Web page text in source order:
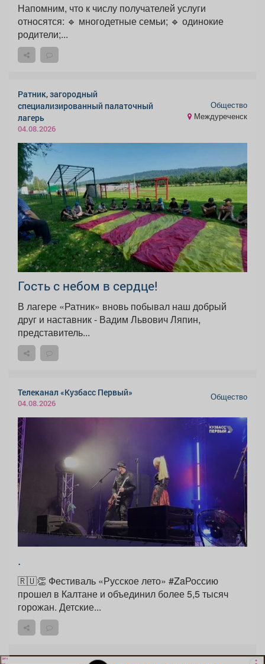
Напомним, что к числу получателей услуги
относятся: 🔹 многодетные семьи; 🔹 одинокие
родители;...
Ратник, загородный
специализированный палаточный
лагерь
04.08.2026
Общество
Междуреченск
Гость с небом в сердце!
В лагере «Ратник» вновь побывал наш добрый
друг и наставник - Вадим Львович Ляпин,
представитель...
Телеканал «Кузбасс Первый»
04.08.2026
Общество
.
🇷🇺👏 Фестиваль «Русское лето» #ZaРоссию
прошел в Калтане и объединил более 5,5 тысяч
горожан. Детские...